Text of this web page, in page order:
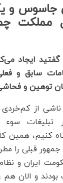
جاسوس و
مملکت
ایجاد
سابق و
توهین و
و ناشی از
تبلیغات سوء
کنیم، همین
ایران و
و الان هم